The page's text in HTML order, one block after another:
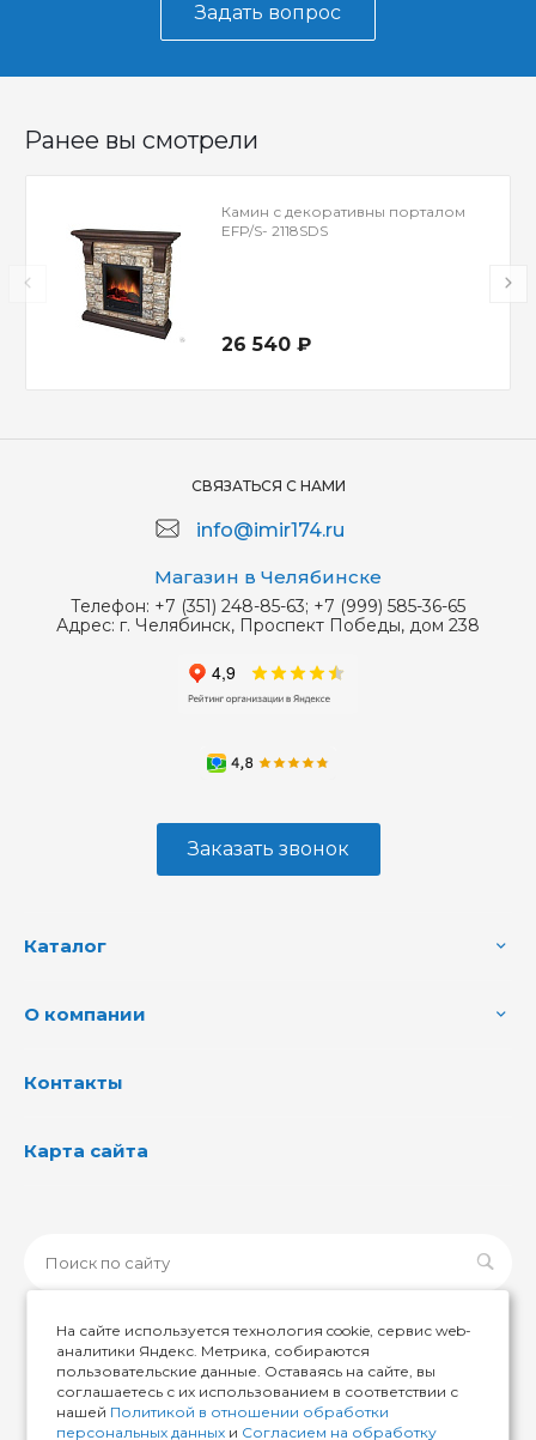
Задать вопрос
Ранее вы смотрели
Камин с декоративны порталом
EFP/S- 2118SDS
26 540 ₽
СВЯЗАТЬСЯ С НАМИ
info@imir174.ru
Магазин в Челябинске
Телефон: +7 (351) 248-85-63; +7 (999) 585-36-65
Адрес: г. Челябинск, Проспект Победы, дом 238
Заказать звонок
Каталог
О компании
Контакты
Карта сайта
© 2026 ИМИР174, Все права защищены
На сайте используется технология cookie, сервис web-
аналитики Яндекс. Метрика, собираются
пользовательские данные. Оставаясь на сайте, вы
соглашаетесь с их использованием в соответствии с
нашей Политикой в отношении обработки
персональных данных и Согласием на обработку